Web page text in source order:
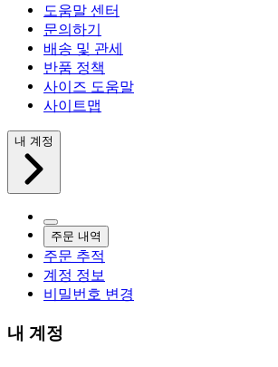
도움말 센터
문의하기
배송 및 관세
반품 정책
사이즈 도움말
사이트맵
내 계정
주문 내역
주문 추적
계정 정보
비밀번호 변경
내 계정